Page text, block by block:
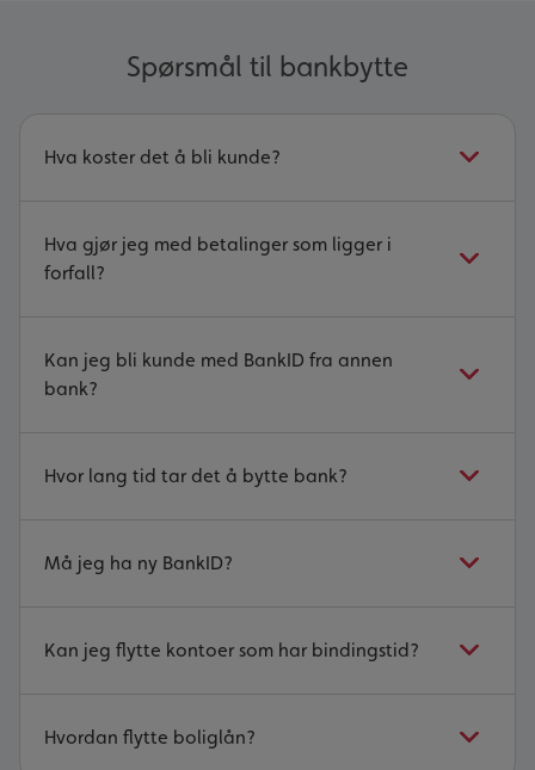
Spørsmål til bankbytte
Hva koster det å bli kunde?
Hva gjør jeg med betalinger som ligger i
forfall?
Kan jeg bli kunde med BankID fra annen
bank?
Hvor lang tid tar det å bytte bank?
Må jeg ha ny BankID?
Kan jeg flytte kontoer som har bindingstid?
Hvordan flytte boliglån?